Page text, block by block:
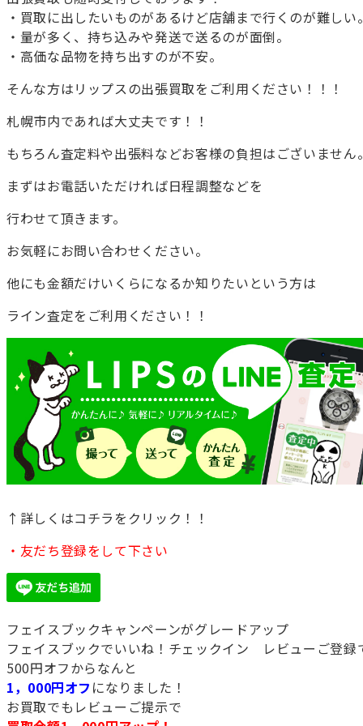
・買取に出したいものがあるけど店舗まで行くのが難しい
・量が多く、持ち込みや発送で送るのが面倒。
・高価な品物を持ち出すのが不安。
そんな方はリップスの出張買取をご利用ください！！！
札幌市内であれば大丈夫です！！
もちろん査定料や出張料などお客様の負担はございません
まずはお電話いただければ日程調整などを
行わせて頂きます。
お気軽にお問い合わせください。
他にも金額だけいくらになるか知りたいという方は
ライン査定をご利用ください！！
↑詳しくはコチラをクリック！！
・友だち登録をして下さい
フェイスブックキャンペーンがグレードアップ
フェイスブックでいいね！チェックイン レビューご登録
500円オフからなんと
1，000円オフ になりました！
お買取でもレビューご提示で